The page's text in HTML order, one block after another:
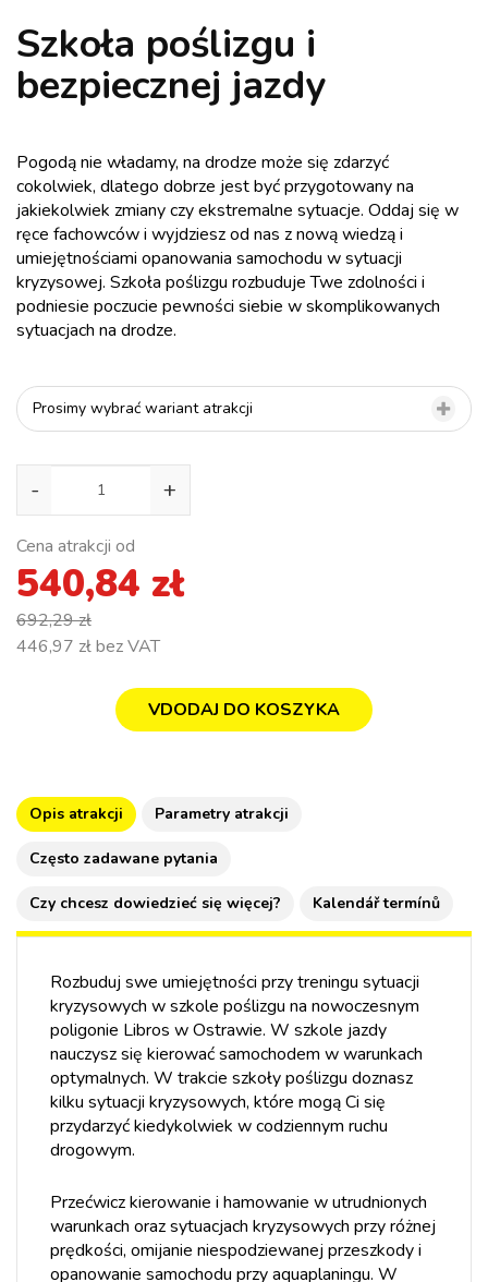
Szkoła poślizgu i
bezpiecznej jazdy
Pogodą nie władamy, na drodze może się zdarzyć
cokolwiek, dlatego dobrze jest być przygotowany na
jakiekolwiek zmiany czy ekstremalne sytuacje. Oddaj się w
ręce fachowców i wyjdziesz od nas z nową wiedzą i
umiejętnościami opanowania samochodu w sytuacji
kryzysowej. Szkoła poślizgu rozbuduje Twe zdolności i
podniesie poczucie pewności siebie w skomplikowanych
sytuacjach na drodze.
Prosimy wybrać wariant atrakcji
- +
Cena atrakcji od
540,84 zł
692,29 zł
446,97 złbez VAT
VDODAJ DO KOSZYKA
Opis atrakcji Parametry atrakcji
Często zadawane pytania
Czy chcesz dowiedzieć się więcej? Kalendář termínů
Rozbuduj swe umiejętności przy treningu sytuacji
kryzysowych w szkole poślizgu na nowoczesnym
poligonie Libros w Ostrawie. W szkole jazdy
nauczysz się kierować samochodem w warunkach
optymalnych. W trakcie szkoły poślizgu doznasz
kilku sytuacji kryzysowych, które mogą Ci się
przydarzyć kiedykolwiek w codziennym ruchu
drogowym.
Przećwicz kierowanie i hamowanie w utrudnionych
warunkach oraz sytuacjach kryzysowych przy różnej
prędkości, omijanie niespodziewanej przeszkody i
opanowanie samochodu przy aquaplaningu. W